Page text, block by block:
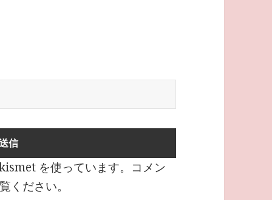
を使っています。
コメン
ください。